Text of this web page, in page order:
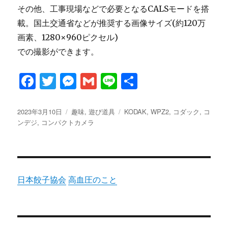
その他、工事現場などで必要となるCALSモードを搭
載。国土交通省などが推奨する画像サイズ(約120万
画素、1280×960ピクセル)
での撮影ができます。
F
c
e
o
o
T
it
te
M
se
n
er
G
ai
Li
e
投
稿
2023年3月10日
カ
テ
趣味,遊び道具
タ
KODAK,WPZ2, コダック, コ
ンデジ, コンパクトカメラ
日本餃子協会 高血圧のこと